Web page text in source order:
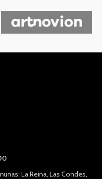
La Reina, Las Condes,